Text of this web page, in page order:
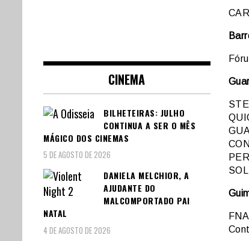
CINEMA
BILHETEIRAS: JULHO
CONTINUA A SER O MÊS
MÁGICO DOS CINEMAS
5 DE AGOSTO DE 2026
DANIELA MELCHIOR, A
AJUDANTE DO
MALCOMPORTADO PAI
NATAL
4 DE AGOSTO DE 2026